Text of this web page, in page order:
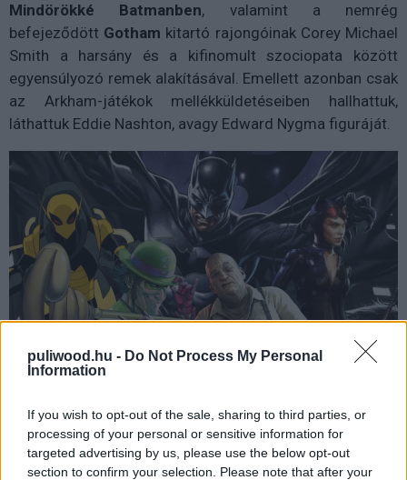
puliwood.hu - Do Not Process My Personal
Information
If you wish to opt-out of the sale, sharing to third parties, or
processing of your personal or sensitive information for
targeted advertising by us, please use the below opt-out
section to confirm your selection. Please note that after your
Mindörökké
Batmanben, valamint a nemrég
befejeződött Gotham kitartó rajongóinak Corey Michael
Smith a harsány és a kifinomult szociopata között
egyensúlyozó remek alakításával. Emellett azonban csak
az Arkham-játékok mellékküldetéseiben hallhattuk,
láthattuk Eddie Nashton, avagy Edward Nygma figuráját.
hírportál értesülései szerint Gotham bűnöző
lángelméjének szerepére 30-40 év közötti férfi
színészek után kutatnak minden etnikumból. A